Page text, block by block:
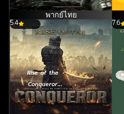
พากย์ไทย
5.4
Rise of the
Conqueror
(2026)
7.6